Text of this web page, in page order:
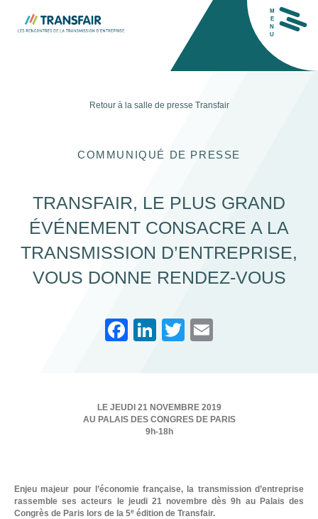
M
E
N
U
Retour à la salle de presse Transfair
COMMUNIQUÉ DE PRESSE
TRANSFAIR, LE PLUS GRAND
ÉVÉNEMENT CONSACRE A LA
TRANSMISSION D’ENTREPRISE,
VOUS DONNE RENDEZ-VOUS
F
e
b
k
Li
e
dI
T
er
LE JEUDI 21 NOVEMBRE 2019
AU PALAIS DES CONGRES DE PARIS
9h-18h
Enjeu majeur pour l’économie française, la transmission d’entreprise
rassemble ses acteurs le jeudi 21 novembre dès 9h au Palais des
Congrès de Paris lors de la 5e édition de Transfair.